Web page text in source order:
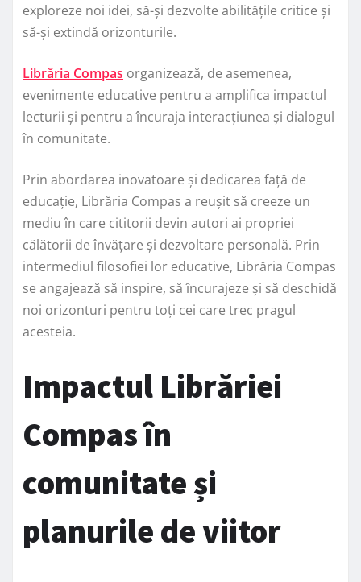
exploreze noi idei, să-și dezvolte abilitățile critice și
să-și extindă orizonturile.
Librăria Compas organizează, de asemenea,
evenimente educative pentru a amplifica impactul
lecturii și pentru a încuraja interacțiunea și dialogul
în comunitate.
Prin abordarea inovatoare și dedicarea față de
educație, Librăria Compas a reușit să creeze un
mediu în care cititorii devin autori ai propriei
călătorii de învățare și dezvoltare personală. Prin
intermediul filosofiei lor educative, Librăria Compas
se angajează să inspire, să încurajeze și să deschidă
noi orizonturi pentru toți cei care trec pragul
acesteia.
Impactul Librăriei
Compas în
comunitate și
planurile de viitor